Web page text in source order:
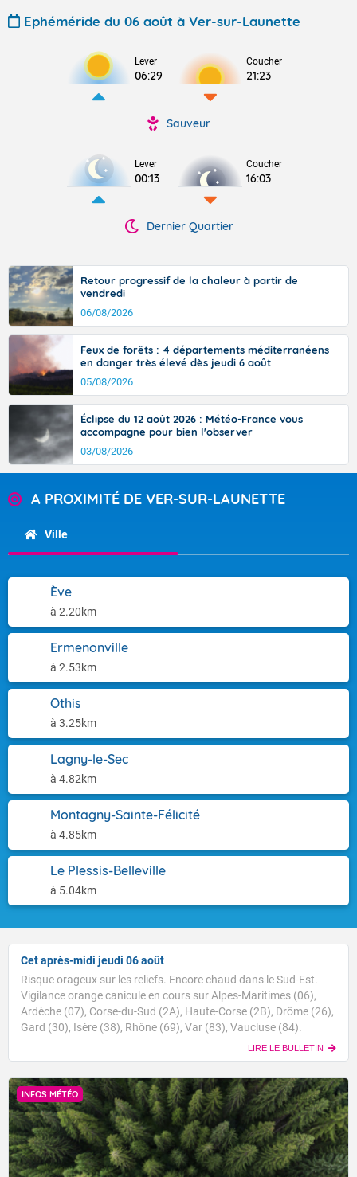
Ephéméride du 06 août à Ver-sur-Launette
Lever
06:29
Coucher
21:23
Sauveur
Lever
00:13
Coucher
16:03
Dernier Quartier
Retour progressif de la chaleur à partir de
vendredi
06/08/2026
Feux de forêts : 4 départements méditerranéens
en danger très élevé dès jeudi 6 août
05/08/2026
Éclipse du 12 août 2026 : Météo-France vous
accompagne pour bien l'observer
03/08/2026
A PROXIMITÉ DE VER-SUR-LAUNETTE
Ville
Ève
à 2.20km
Ermenonville
à 2.53km
Othis
à 3.25km
Lagny-le-Sec
à 4.82km
Montagny-Sainte-Félicité
à 4.85km
Le Plessis-Belleville
à 5.04km
Cet après-midi jeudi 06 août
Risque orageux sur les reliefs. Encore chaud dans le Sud-Est.
Vigilance orange canicule en cours sur Alpes-Maritimes (06),
Ardèche (07), Corse-du-Sud (2A), Haute-Corse (2B), Drôme (26),
Gard (30), Isère (38), Rhône (69), Var (83), Vaucluse (84).
LIRE LE BULLETIN
INFOS MÉTÉO